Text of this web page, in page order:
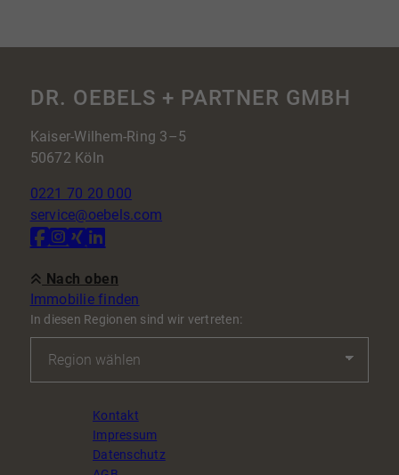
DR. OEBELS + PARTNER GMBH
Kaiser-Wilhem-Ring 3–5
50672 Köln
0221 70 20 000
service@oebels.com
In diesen Regionen sind wir vertreten:
Nach oben
Immobilie finden
Kontakt
Impressum
Datenschutz